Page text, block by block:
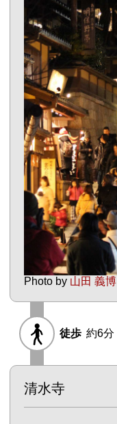
Photo by 山田 義博
徒歩 約6分
清水寺